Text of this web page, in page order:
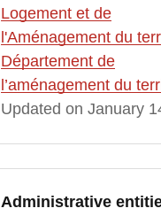
Logement et de
l'Aménagement du
Département de
l’aménagement du
Updated on January
Administrative